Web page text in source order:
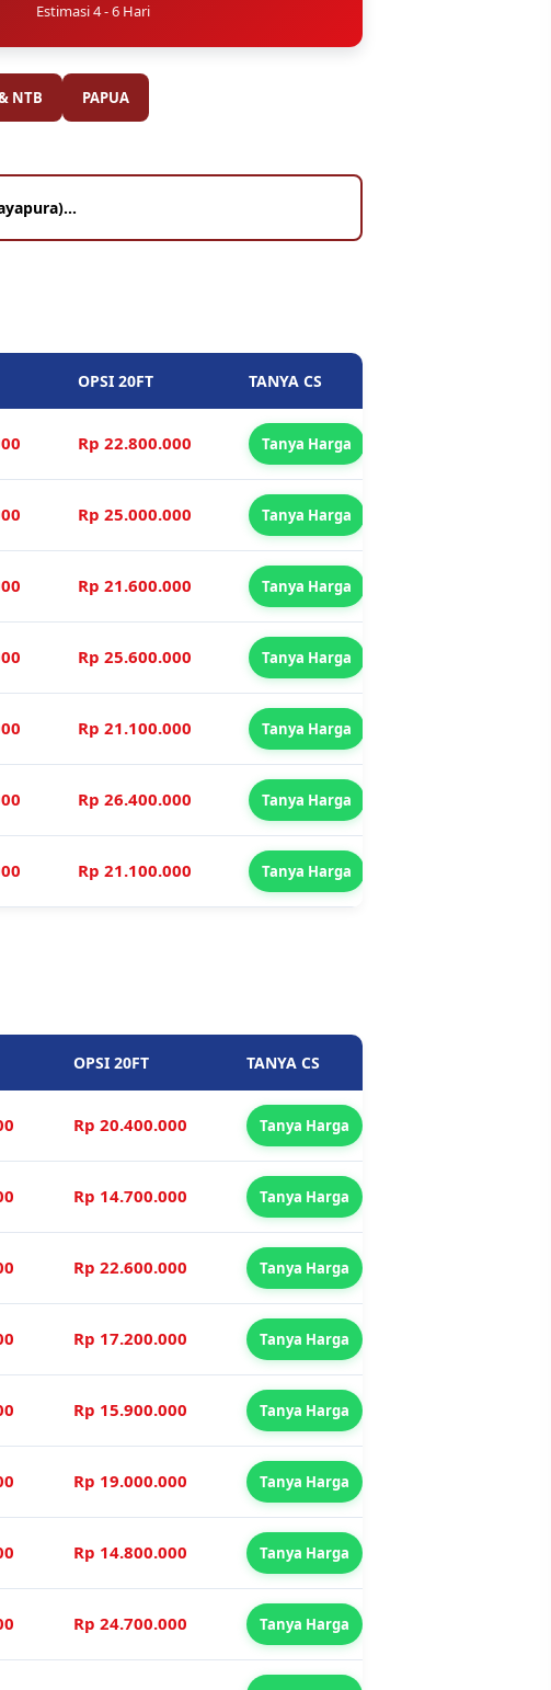
Estimasi 4 - 6 Hari
NTB PAPUA
OPSI 20FT TANYA CS
Rp 22.800.000 Tanya Harga
Rp 25.000.000 Tanya Harga
Rp 21.600.000 Tanya Harga
Rp 25.600.000 Tanya Harga
Rp 21.100.000 Tanya Harga
Rp 26.400.000 Tanya Harga
Rp 21.100.000 Tanya Harga
OPSI 20FT TANYA CS
Rp 20.400.000 Tanya Harga
Rp 14.700.000 Tanya Harga
Rp 22.600.000 Tanya Harga
Rp 17.200.000 Tanya Harga
Rp 15.900.000 Tanya Harga
Rp 19.000.000 Tanya Harga
Rp 14.800.000 Tanya Harga
Rp 24.700.000 Tanya Harga